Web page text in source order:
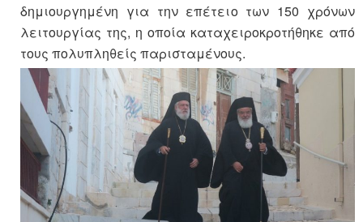
δημιουργημένη για την επέτειο των 150 χρόνων
λειτουργίας της, η οποία καταχειροκροτήθηκε από
τους πολυπληθείς παρισταμένους.